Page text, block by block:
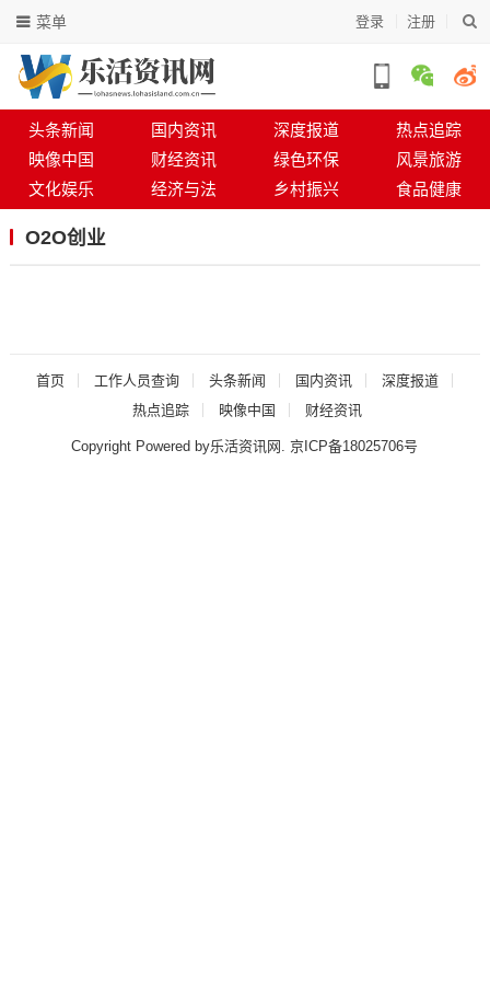
登录 注册
菜单
头条新闻 国内资讯 深度报道
热点追踪
映像中国
财经资讯 绿色环保
风景旅游
文化娱乐
经济与法 乡村振兴 食品健康
O2O创业
首页 工作人员查询 头条新闻 国内资讯
深度报道
热点追踪
映像中国 财经资讯
Copyright Powered by乐活资讯网.京ICP备18025706号